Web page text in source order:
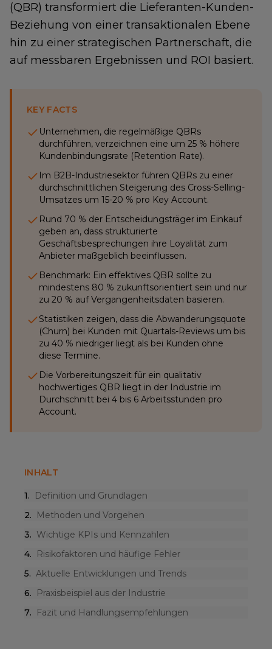
(QBR) transformiert die Lieferanten-Kunden-
Beziehung von einer transaktionalen Ebene
hin zu einer strategischen Partnerschaft, die
auf messbaren Ergebnissen und ROI basiert.
KEY FACTS
Unternehmen, die regelmäßige QBRs
durchführen, verzeichnen eine um 25 % höhere
Kundenbindungsrate (Retention Rate).
Im B2B-Industriesektor führen QBRs zu einer
durchschnittlichen Steigerung des Cross-Selling-
Umsatzes um 15-20 % pro Key Account.
Rund 70 % der Entscheidungsträger im Einkauf
geben an, dass strukturierte
Geschäftsbesprechungen ihre Loyalität zum
Anbieter maßgeblich beeinflussen.
Benchmark: Ein effektives QBR sollte zu
mindestens 80 % zukunftsorientiert sein und nur
zu 20 % auf Vergangenheitsdaten basieren.
Statistiken zeigen, dass die Abwanderungsquote
(Churn) bei Kunden mit Quartals-Reviews um bis
zu 40 % niedriger liegt als bei Kunden ohne
diese Termine.
Die Vorbereitungszeit für ein qualitativ
hochwertiges QBR liegt in der Industrie im
Durchschnitt bei 4 bis 6 Arbeitsstunden pro
Account.
INHALT
1.
Definition und Grundlagen
2.
Methoden und Vorgehen
3. Wichtige KPIs und Kennzahlen
4.
Risikofaktoren und häufige Fehler
5. Aktuelle Entwicklungen und Trends
6.
Praxisbeispiel aus der Industrie
7. Fazit und Handlungsempfehlungen